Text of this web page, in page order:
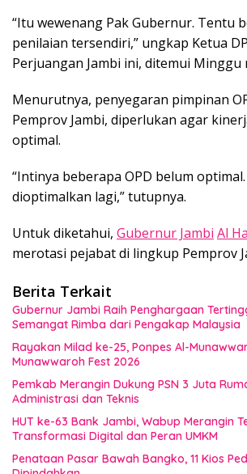
“Itu wewenang Pak Gubernur. Tentu
penilaian tersendiri,” ungkap Ketua
Perjuangan Jambi ini, ditemui Minggu
Menurutnya, penyegaran pimpinan
Pemprov Jambi, diperlukan agar
optimal.
“Intinya beberapa OPD belum
dioptimalkan lagi,” tutupnya.
Untuk diketahui, Gubernur Jambi Al
merotasi pejabat di lingkup Pemprov
Berita Terkait
Gubernur Jambi Raih Penghargaan
Semangat Rimba dari Pengakap Malaysia
Rayakan Milad ke-25, Ponpes Al-
Munawwaroh Fest 2026
Pemkab Merangin Dukung PSN 3 Juta
Administrasi dan Teknis
HUT ke-63 Bank Jambi, Wabup Merangin
Transformasi Digital dan Peran UMKM
Penataan Pasar Bawah Bangko, 11 Kios